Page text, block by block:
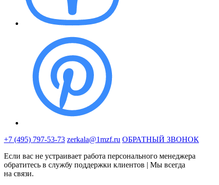
+7 (495) 797-53-73 zerkala@1mzf.ru ОБРАТНЫЙ ЗВОНОК
Если вас не устраивает работа персонального менеджера
обратитесь в службу поддержки клиентов | Мы всегда
на связи.